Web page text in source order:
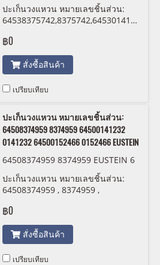
7 EUSTEIN
ปะเก็นวงแหวน หมายเลขชิ้นส่วน:
฿0
สั่งซื้อสินค้า
เปรียบเทียบ
ปะเก็นวงแหวน หมายเลขชิ้นส่วน:
64508374959 8374959 64500141232
0141232 64500152466 0152466 EUSTEIN
64508374959 8374959 EUSTEIN 6
450 0 141 232 6450 0152 466
ปะเก็นวงแหวน หมายเลขชิ้นส่วน:
64508374959 , 8374959 ,
64500152466 , 0152466 EUSTEIN
฿0
สั่งซื้อสินค้า
เปรียบเทียบ